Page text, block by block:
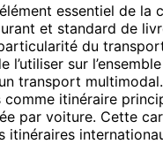
essentiel de la
et standard de
du
sur
transport
itinéraire
par voiture. Cette
itinéraires